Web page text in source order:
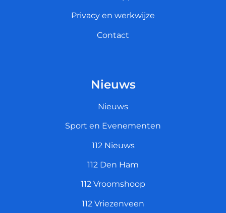
Privacy en werkwijze
Contact
Nieuws
Nieuws
Sport en Evenementen
112 Nieuws
112 Den Ham
112 Vroomshoop
112 Vriezenveen